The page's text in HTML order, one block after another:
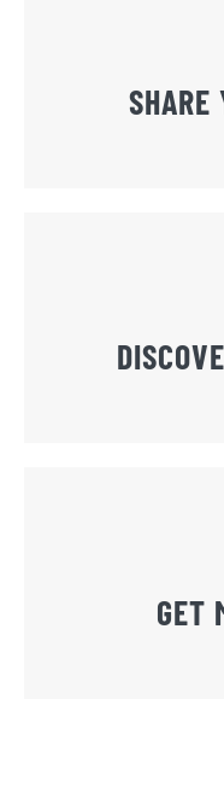
SHARE
GET